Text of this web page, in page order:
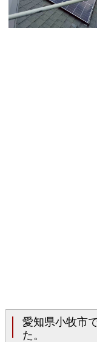
愛知県小牧市
た。